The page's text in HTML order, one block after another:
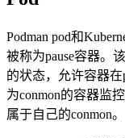
Podman pod和
被称为pause容器。
的状态，允许容器
为conmon的容器监
属于自己的conmon。